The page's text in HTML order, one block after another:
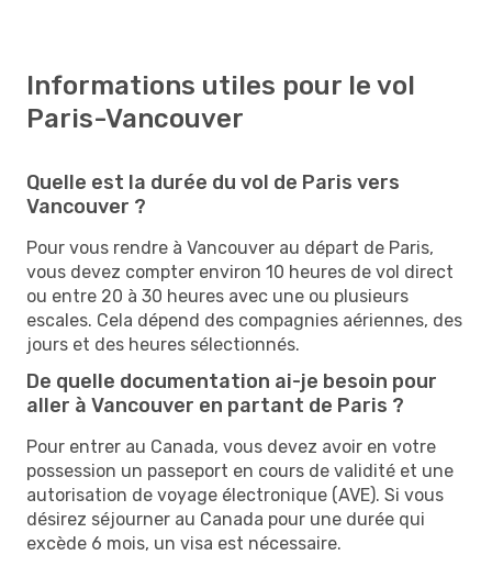
Informations utiles pour le vol
Paris-Vancouver
Quelle est la durée du vol de Paris vers
Vancouver ?
Pour vous rendre à Vancouver au départ de Paris,
vous devez compter environ 10 heures de vol direct
ou entre 20 à 30 heures avec une ou plusieurs
escales. Cela dépend des compagnies aériennes, des
jours et des heures sélectionnés.
De quelle documentation ai-je besoin pour
aller à Vancouver en partant de Paris ?
Pour entrer au Canada, vous devez avoir en votre
possession un passeport en cours de validité et une
autorisation de voyage électronique (AVE). Si vous
désirez séjourner au Canada pour une durée qui
excède 6 mois, un visa est nécessaire.